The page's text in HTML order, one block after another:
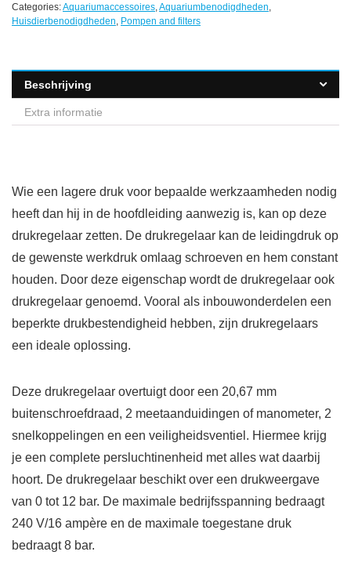
Categories:Aquariumaccessoires,Aquariumbenodigdheden,
Huisdierbenodigdheden, Pompen and filters
Beschrijving
Extra informatie
Wie een lagere druk voor bepaalde werkzaamheden nodig
heeft dan hij in de hoofdleiding aanwezig is, kan op deze
drukregelaar zetten. De drukregelaar kan de leidingdruk op
de gewenste werkdruk omlaag schroeven en hem constant
houden. Door deze eigenschap wordt de drukregelaar ook
drukregelaar genoemd. Vooral als inbouwonderdelen een
beperkte drukbestendigheid hebben, zijn drukregelaars
een ideale oplossing.
Deze drukregelaar overtuigt door een 20,67 mm
buitenschroefdraad, 2 meetaanduidingen of manometer, 2
snelkoppelingen en een veiligheidsventiel. Hiermee krijg
je een complete persluchtinenheid met alles wat daarbij
hoort. De drukregelaar beschikt over een drukweergave
van 0 tot 12 bar. De maximale bedrijfsspanning bedraagt
240 V/16 ampère en de maximale toegestane druk
bedraagt 8 bar.